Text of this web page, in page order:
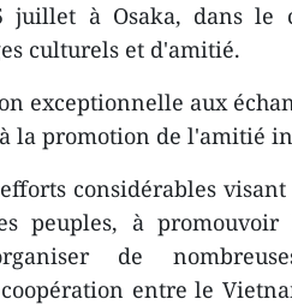
à Osaka, dans le
culturels et d'amitié.
exceptionnelle aux
la promotion de l'amitié
considérables
peuples, à promouvoir
de
entre le